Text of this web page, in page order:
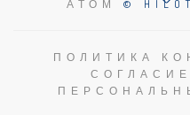
АТОМ ©
ПОЛИТИКА